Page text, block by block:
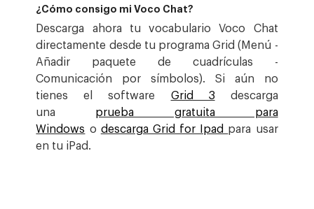
¿Cómo consigo mi Voco Chat?
Descarga ahora tu vocabulario Voco Chat
directamente desde tu programa Grid (Menú -
Añadir paquete de cuadrículas -
Comunicación por símbolos). Si aún no
tienes el software Grid 3 descarga
una prueba gratuita para
Windows o descarga Grid for Ipad para usar
en tu iPad.